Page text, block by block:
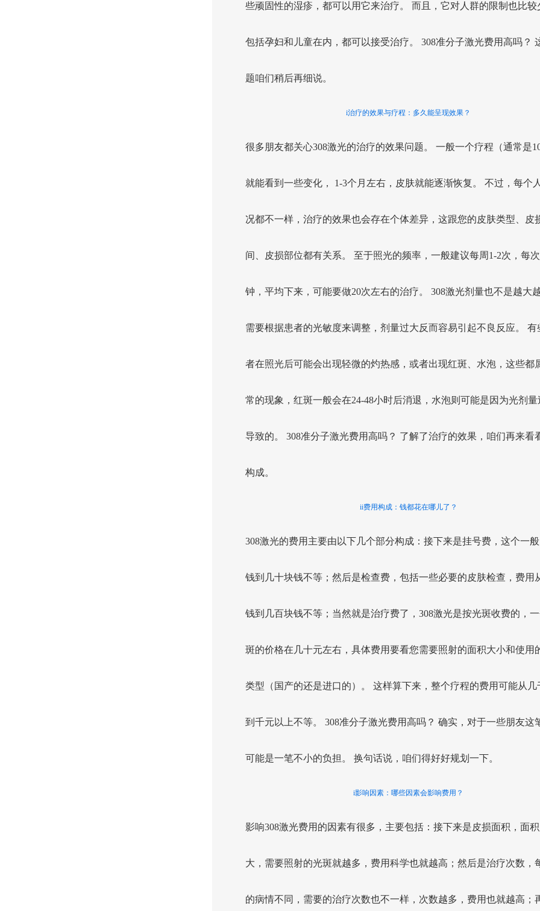
些顽固性的湿疹，都可以用它来治疗。 而且，它对人群的限制也比较
包括孕妇和儿童在内，都可以接受治疗。 308准分子激光费用高吗？
题咱们稍后再细说。
i治疗的效果与疗程：多久能呈现效果？
很多朋友都关心308激光的治疗的效果问题。 一般一个疗程（通常是
就能看到一些变化， 1-3个月左右，皮肤就能逐渐恢复。 不过，每个
况都不一样，治疗的效果也会存在个体差异，这跟您的皮肤类型、皮
间、皮损部位都有关系。 至于照光的频率，一般建议每周1-2次，每
钟，平均下来，可能要做20次左右的治疗。 308激光剂量也不是越大
需要根据患者的光敏度来调整，剂量过大反而容易引起不良反应。 有
者在照光后可能会出现轻微的灼热感，或者出现红斑、水泡，这些都
常的现象，红斑一般会在24-48小时后消退，水泡则可能是因为光剂量
导致的。 308准分子激光费用高吗？ 了解了治疗的效果，咱们再来看
构成。
ii费用构成：钱都花在哪儿了？
308激光的费用主要由以下几个部分构成：接下来是挂号费，这个一
钱到几十块钱不等；然后是检查费，包括一些必要的皮肤检查，费用
钱到几百块钱不等；当然就是治疗费了，308激光是按光斑收费的，
斑的价格在几十元左右，具体费用要看您需要照射的面积大小和使用
类型（国产的还是进口的）。 这样算下来，整个疗程的费用可能从几
到千元以上不等。 308准分子激光费用高吗？ 确实，对于一些朋友这
可能是一笔不小的负担。 换句话说，咱们得好好规划一下。
i影响因素：哪些因素会影响费用？
影响308激光费用的因素有很多，主要包括：接下来是皮损面积，面
大，需要照射的光斑就越多，费用科学也就越高；然后是治疗次数，
的病情不同，需要的治疗次数也不一样，次数越多，费用也就越高；